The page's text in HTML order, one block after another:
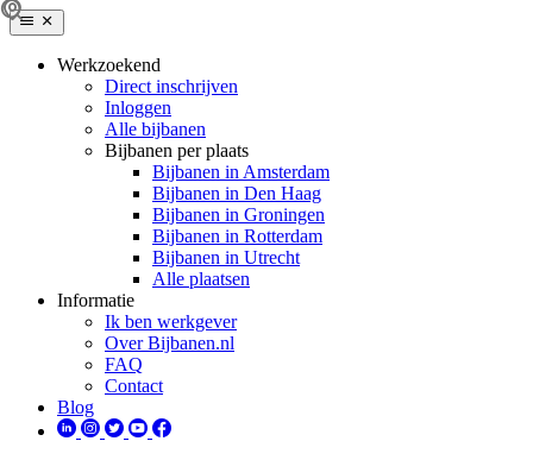
Werkzoekend
Direct inschrijven
Inloggen
Alle bijbanen
Bijbanen per plaats
Bijbanen in Amsterdam
Bijbanen in Den Haag
Bijbanen in Groningen
Bijbanen in Rotterdam
Bijbanen in Utrecht
Alle plaatsen
Informatie
Ik ben werkgever
Over Bijbanen.nl
FAQ
Contact
Blog